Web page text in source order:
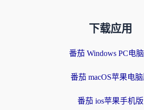
下载应用
番茄 Windows PC电
番茄 macOS苹果电
番茄 ios苹果手机版